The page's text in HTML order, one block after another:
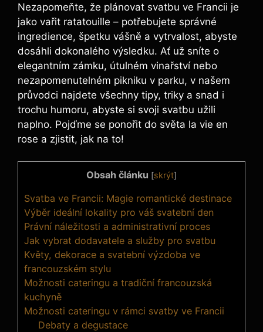
Nezapomeňte, že plánovat svatbu ve Francii je
jako vařit ratatouille – potřebujete správné
ingredience, špetku vášně a vytrvalost, abyste
dosáhli dokonalého výsledku. Ať už sníte o
elegantním zámku, útulném vinařství nebo
nezapomenutelném pikniku v parku, v našem
průvodci najdete všechny tipy, triky a snad i
trochu humoru, abyste si svoji svatbu užili
naplno. Pojďme se ponořit do světa la vie en
rose a zjistit, jak na to!
Obsah článku [skrýt]
Svatba ve Francii: Magie romantické destinace
Výběr ideální lokality pro váš svatební den
Právní náležitosti a administrativní proces
Jak vybrat dodavatele a služby pro svatbu
Květy, dekorace a svatební výzdoba ve
francouzském stylu
Možnosti cateringu a tradiční francouzská
kuchyně
Možnosti cateringu v rámci svatby ve Francii
Debaty a degustace